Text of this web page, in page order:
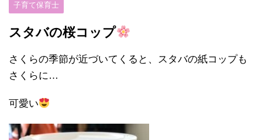
子育て保育士
スタバの桜コップ
さくらの季節が近づいてくると、スタバの紙コップも
さくらに…
可愛い